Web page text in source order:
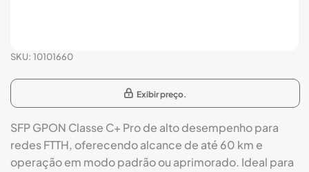
SKU 10101660
SFP GPON Classe C+ Pro de alto desempenho para
redes FTTH, oferecendo alcance de até 60 km e
operação em modo padrão ou aprimorado. Ideal para
Exibir preço.
Saltar
o
início
Galeria
de
imagens